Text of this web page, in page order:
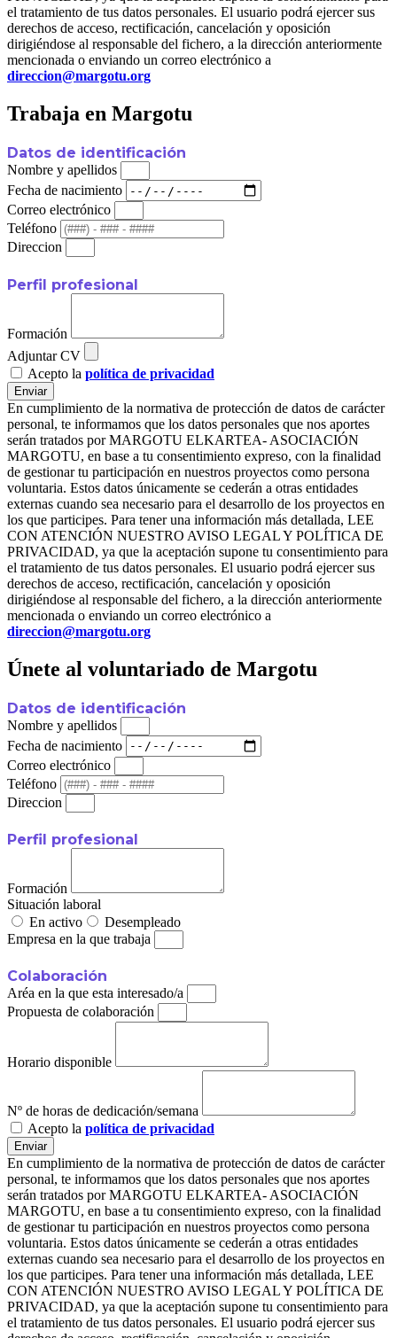
el tratamiento de tus datos personales. El usuario podrá ejercer sus
derechos de acceso, rectificación, cancelación y oposición
dirigiéndose al responsable del fichero, a la dirección anteriormente
mencionada o enviando un correo electrónico a
direccion@margotu.org
Trabaja en Margotu
Datos de identificación
Nombre y apellidos
Fecha de nacimiento
Correo electrónico
Teléfono
Direccion
Perfil profesional
Formación
Adjuntar CV
Acepto la política de privacidad
Enviar
En cumplimiento de la normativa de protección de datos de carácter
personal, te informamos que los datos personales que nos aportes
serán tratados por MARGOTU ELKARTEA- ASOCIACIÓN
MARGOTU, en base a tu consentimiento expreso, con la finalidad
de gestionar tu participación en nuestros proyectos como persona
voluntaria. Estos datos únicamente se cederán a otras entidades
externas cuando sea necesario para el desarrollo de los proyectos en
los que participes. Para tener una información más detallada, LEE
CON ATENCIÓN NUESTRO AVISO LEGAL Y POLÍTICA DE
PRIVACIDAD, ya que la aceptación supone tu consentimiento para
el tratamiento de tus datos personales. El usuario podrá ejercer sus
derechos de acceso, rectificación, cancelación y oposición
dirigiéndose al responsable del fichero, a la dirección anteriormente
mencionada o enviando un correo electrónico a
direccion@margotu.org
Únete al voluntariado de Margotu
Datos de identificación
Nombre y apellidos
Fecha de nacimiento
Correo electrónico
Teléfono
Direccion
Perfil profesional
Formación
Situación laboral
En activo
Desempleado
Empresa en la que trabaja
Colaboración
Aréa en la que esta interesado/a
Propuesta de colaboración
Horario disponible
Nº de horas de dedicación/semana
Acepto la política de privacidad
Enviar
En cumplimiento de la normativa de protección de datos de carácter
personal, te informamos que los datos personales que nos aportes
serán tratados por MARGOTU ELKARTEA- ASOCIACIÓN
MARGOTU, en base a tu consentimiento expreso, con la finalidad
de gestionar tu participación en nuestros proyectos como persona
voluntaria. Estos datos únicamente se cederán a otras entidades
externas cuando sea necesario para el desarrollo de los proyectos en
los que participes. Para tener una información más detallada, LEE
CON ATENCIÓN NUESTRO AVISO LEGAL Y POLÍTICA DE
PRIVACIDAD, ya que la aceptación supone tu consentimiento para
el tratamiento de tus datos personales. El usuario podrá ejercer sus